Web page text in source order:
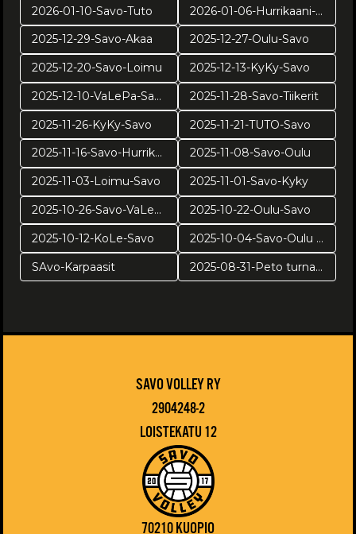
2026-01-10-Savo-Tuto
2026-01-06-Hurrikaani-Savo KUVAT: Juuso Riponiemi
2025-12-29-Savo-Akaa
2025-12-27-Oulu-Savo
2025-12-20-Savo-Loimu
2025-12-13-KyKy-Savo
2025-12-10-VaLePa-Savo
2025-11-28-Savo-Tiikerit
2025-11-26-KyKy-Savo
2025-11-21-TUTO-Savo
2025-11-16-Savo-Hurrikaani
2025-11-08-Savo-Oulu
2025-11-03-Loimu-Savo
2025-11-01-Savo-Kyky
2025-10-26-Savo-VaLePa
2025-10-22-Oulu-Savo
2025-10-12-KoLe-Savo
2025-10-04-Savo-Oulu harj
SAvo-Karpaasit
2025-08-31-Peto turnaus
SAVO VOLLEY RY
2904248-2
LOISTEKATU 12
70210 KUOPIO